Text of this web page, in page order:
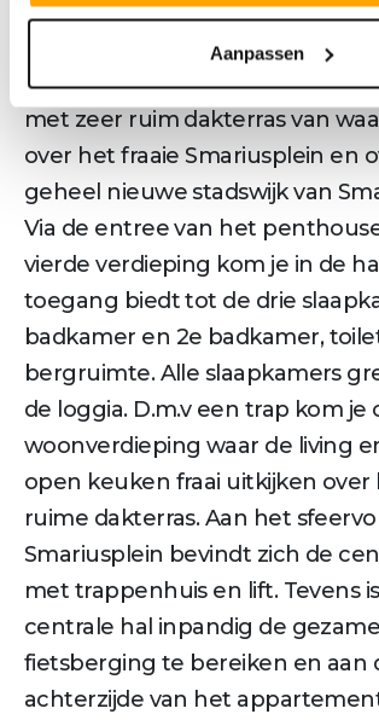
Aanpassen
slaapkamers en een zeer royaal
Woningtype Penthouse E:
Luxe penthouse over twee
met zeer ruim dakterras van
over het fraaie Smariusplein en
geheel nieuwe stadswijk van
Via de entree van het
vierde verdieping kom je in de
toegang biedt tot de drie
badkamer en 2e badkamer,
bergruimte. Alle slaapkamers
de loggia. D.m.v een trap kom je
woonverdieping waar de living
open keuken fraai uitkijken over
ruime dakterras. Aan het
Smariusplein bevindt zich de
met trappenhuis en lift. Tevens
centrale hal inpandig de
fietsberging te bereiken en aan
achterzijde van het